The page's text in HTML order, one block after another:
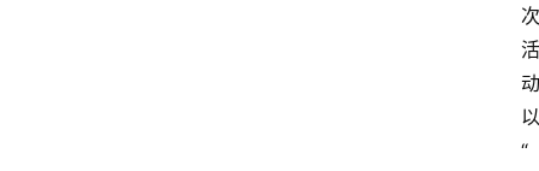
次
活
动
以
“